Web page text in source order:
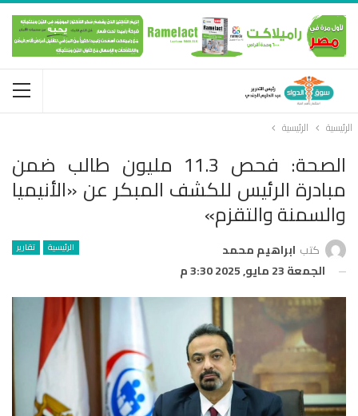
الرئيسية الرئيسية
الصحة: فحص 11.3 مليون طالب ضمن
مبادرة الرئيس للكشف المبكر عن «الأنيميا
والسمنة والتقزم»
الرئيسية تقارير كتب ابراهيم محمد
الجمعة 23 مايو, 2025 3:30 م